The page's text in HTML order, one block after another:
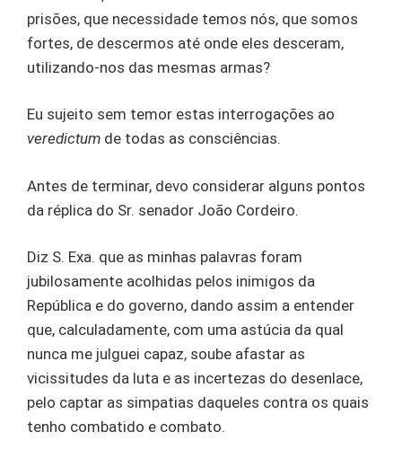
prisões, que necessidade temos nós, que somos
fortes, de descermos até onde eles desceram,
utilizando-nos das mesmas armas?
Eu sujeito sem temor estas interrogações ao
veredictum de todas as consciências.
Antes de terminar, devo considerar alguns pontos
da réplica do Sr. senador João Cordeiro.
Diz S. Exa. que as minhas palavras foram
jubilosamente acolhidas pelos inimigos da
República e do governo, dando assim a entender
que, calculadamente, com uma astúcia da qual
nunca me julguei capaz, soube afastar as
vicissitudes da luta e as incertezas do desenlace,
pelo captar as simpatias daqueles contra os quais
tenho combatido e combato.